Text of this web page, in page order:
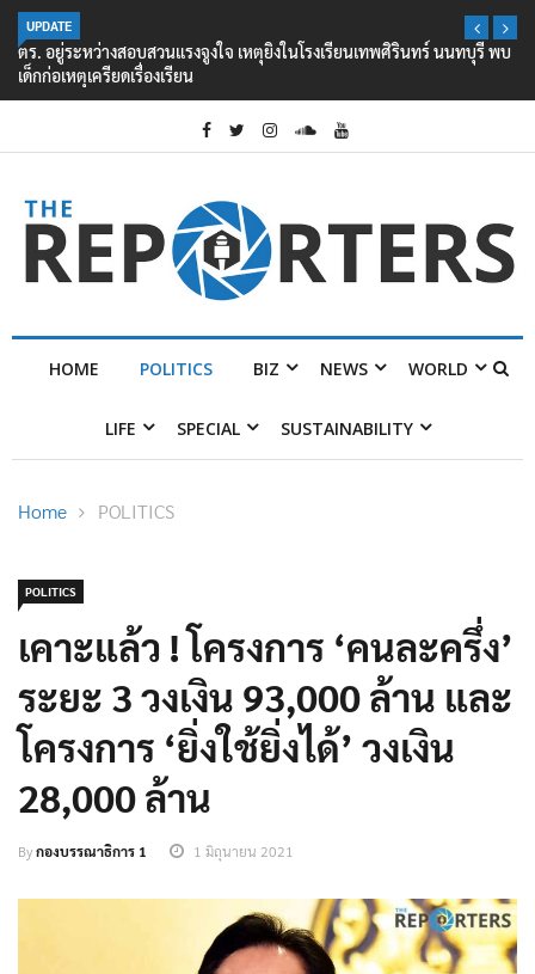
UPDATE
ตร. อยู่ระหว่างสอบสวนแรงจูงใจ เหตุยิงในโรงเรียนเทพศิรินทร์ นนทบุรี พบ
เด็กก่อเหตุเครียดเรื่องเรียน
HOME POLITICS BIZ NEWS WORLD
LIFE SPECIAL SUSTAINABILITY
Home POLITICS
POLITICS
เคาะแล้ว ! โครงการ ‘คนละครึ่ง’
ระยะ 3 วงเงิน 93,000 ล้าน และ
โครงการ ‘ยิ่งใช้ยิ่งได้’ วงเงิน
28,000 ล้าน
Byกองบรรณาธิการ 1 1 มิถุนายน 2021